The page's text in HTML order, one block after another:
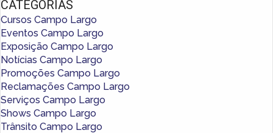
CATEGORIAS
Cursos Campo Largo
Eventos Campo Largo
Exposição Campo Largo
Notícias Campo Largo
Promoções Campo Largo
Reclamações Campo Largo
Serviços Campo Largo
Shows Campo Largo
Trânsito Campo Largo